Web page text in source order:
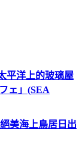
平洋上的玻璃屋
ェ」(SEA
美海上鳥居日出